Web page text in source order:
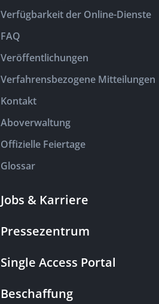
Verfügbarkeit der Online-Dienste
FAQ
Veröffentlichungen
Verfahrensbezogene Mitteilungen
Kontakt
Aboverwaltung
Offizielle Feiertage
Glossar
Jobs & Karriere
Pressezentrum
Single Access Portal
Beschaffung